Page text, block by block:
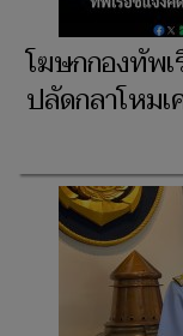
โฆษกกองทัพเ
ปลัดกลาโหม